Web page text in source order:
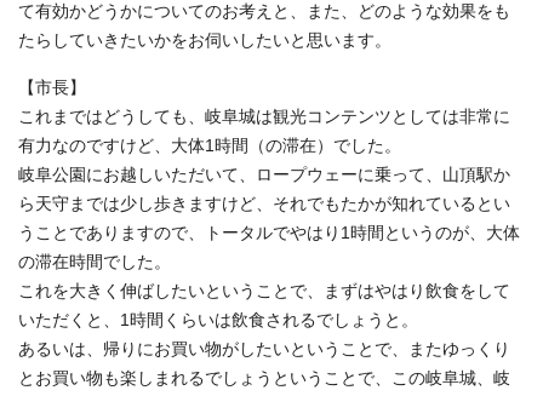
て有効かどうかについてのお考えと、また、どのような効果をも
たらしていきたいかをお伺いしたいと思います。
【市長】
これまではどうしても、岐阜城は観光コンテンツとしては非常に
有力なのですけど、大体1時間（の滞在）でした。
岐阜公園にお越しいただいて、ロープウェーに乗って、山頂駅か
ら天守までは少し歩きますけど、それでもたかが知れているとい
うことでありますので、トータルでやはり1時間というのが、大体
の滞在時間でした。
これを大きく伸ばしたいということで、まずはやはり飲食をして
いただくと、1時間くらいは飲食されるでしょうと。
あるいは、帰りにお買い物がしたいということで、またゆっくり
とお買い物も楽しまれるでしょうということで、この岐阜城、岐